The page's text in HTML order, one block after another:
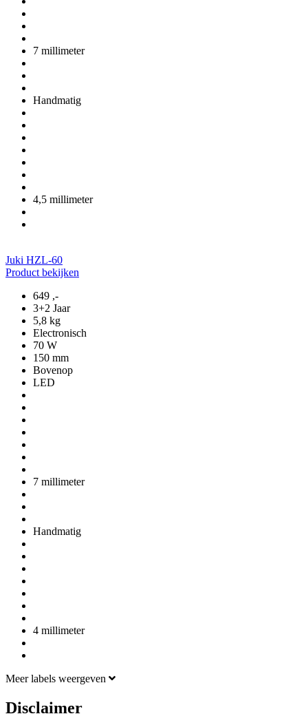
7 millimeter
Handmatig
4,5 millimeter
Juki HZL-60
Product bekijken
649 ,-
3+2 Jaar
5,8 kg
Electronisch
70 W
150 mm
Bovenop
LED
7 millimeter
Handmatig
4 millimeter
Meer labels weergeven
Disclaimer